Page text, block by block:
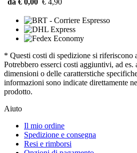
da € 0,00 € 4,90
* Questi costi di spedizione si riferiscono
Potrebbero esserci costi aggiuntivi, ad es.
dimensioni o delle caratterstiche
informazioni sono indicate direttamente
prodotto.
Aiuto
Il mio ordine
Spedizione e consegna
Resi e rimborsi